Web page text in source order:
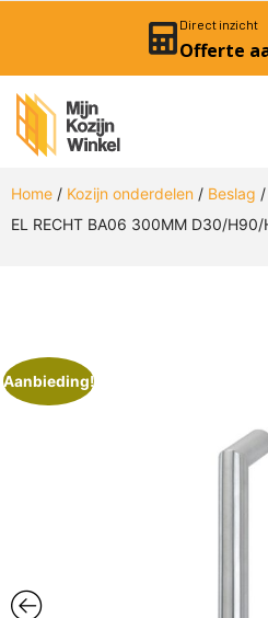
Direct inzicht
Offerte
Home / Kozijn onderdelen / Beslag
EL RECHT BA06 300MM D30/
Aanbieding!